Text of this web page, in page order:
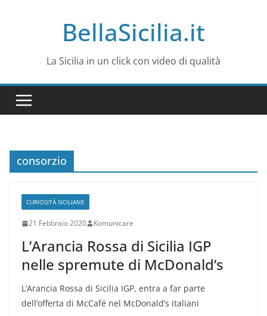
BellaSicilia.it
La Sicilia in un click con video di qualità
consorzio
CURIOSITÀ SICILIANE
21 Febbraio 2020 Komunicare
L’Arancia Rossa di Sicilia IGP
nelle spremute di McDonald’s
L’Arancia Rossa di Sicilia IGP, entra a far parte
dell’offerta di McCafé nel McDonald’s italiani